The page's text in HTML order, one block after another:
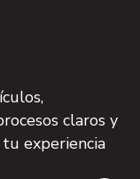
claros y
experiencia